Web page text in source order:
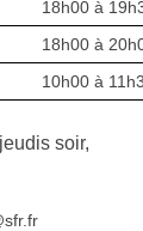
18h00 à
18h00 à
10h00 à
soir,